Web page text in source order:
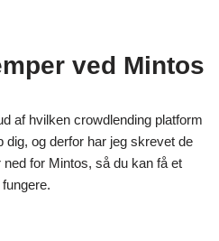
ved Mintos
af hvilken crowdlending platform
dig, og derfor har jeg skrevet de
for Mintos, så du kan få et